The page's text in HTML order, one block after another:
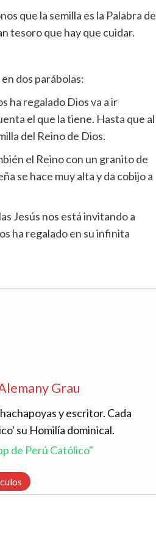
que la semilla es la Palabra de
tesoro que hay que cuidar.
dos parábolas:
ha regalado Dios va a ir
el que la tiene. Hasta que al
del Reino de Dios.
el Reino con un granito de
se hace muy alta y da cobijo a
Jesús nos está invitando a
ha regalado en su infinita
Grau
y escritor. Cada
su Homilía dominical.
de Perú Católico"